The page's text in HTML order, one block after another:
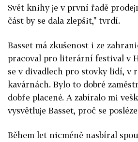
Svět knihy je v první řadě
část by se dala zlepšit," tvrdí.
Basset má zkušenost i ze
pracoval pro literární festival v
se v divadlech pro stovky lidí, v
kavárnách. Bylo to dobré
dobře placené. A zabíralo mi
vysvětluje Basset, proč se
Během let nicméně nasbíral